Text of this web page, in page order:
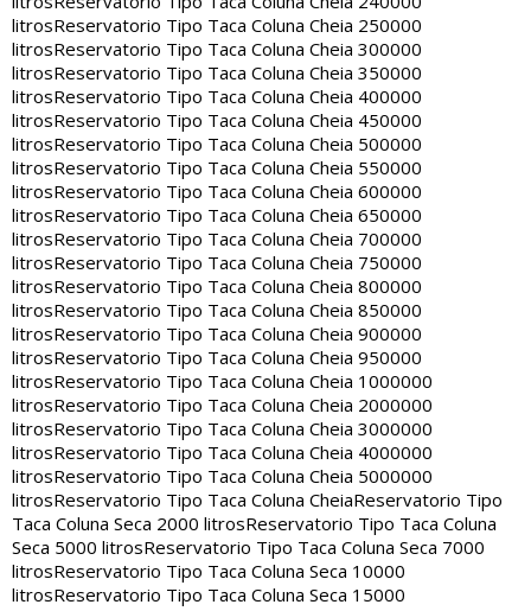
litrosReservatorio Tipo Taca Coluna Cheia 250000
litrosReservatorio Tipo Taca Coluna Cheia 300000
litrosReservatorio Tipo Taca Coluna Cheia 350000
litrosReservatorio Tipo Taca Coluna Cheia 400000
litrosReservatorio Tipo Taca Coluna Cheia 450000
litrosReservatorio Tipo Taca Coluna Cheia 500000
litrosReservatorio Tipo Taca Coluna Cheia 550000
litrosReservatorio Tipo Taca Coluna Cheia 600000
litrosReservatorio Tipo Taca Coluna Cheia 650000
litrosReservatorio Tipo Taca Coluna Cheia 700000
litrosReservatorio Tipo Taca Coluna Cheia 750000
litrosReservatorio Tipo Taca Coluna Cheia 800000
litrosReservatorio Tipo Taca Coluna Cheia 850000
litrosReservatorio Tipo Taca Coluna Cheia 900000
litrosReservatorio Tipo Taca Coluna Cheia 950000
litrosReservatorio Tipo Taca Coluna Cheia 1000000
litrosReservatorio Tipo Taca Coluna Cheia 2000000
litrosReservatorio Tipo Taca Coluna Cheia 3000000
litrosReservatorio Tipo Taca Coluna Cheia 4000000
litrosReservatorio Tipo Taca Coluna Cheia 5000000
litrosReservatorio Tipo Taca Coluna CheiaReservatorio Tipo
Taca Coluna Seca 2000 litrosReservatorio Tipo Taca Coluna
Seca 5000 litrosReservatorio Tipo Taca Coluna Seca 7000
litrosReservatorio Tipo Taca Coluna Seca 10000
litrosReservatorio Tipo Taca Coluna Seca 15000